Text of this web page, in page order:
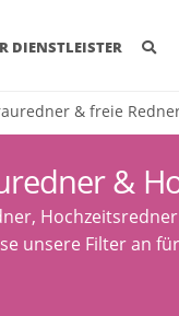
DIENSTLEISTER
& freie
&
unsere Filter an